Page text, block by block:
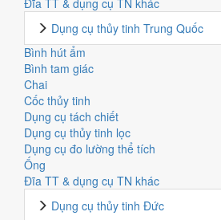
Dụng cụ thủy tinh Trung Quốc
Bình hút ẩm
Bình tam giác
Chai
Cốc thủy tinh
Dụng cụ tách chiết
Dụng cụ thủy tinh lọc
Dụng cụ đo lường thể tích
Ống
Đĩa TT & dụng cụ TN khác
Dụng cụ thủy tinh Đức